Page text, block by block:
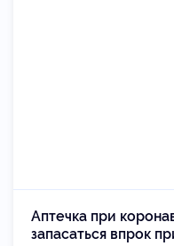
Аптечка при
запасаться впрок